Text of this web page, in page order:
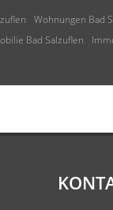
Wohnungen Bad
Bad Salzuflen